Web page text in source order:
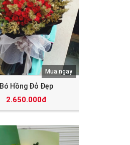
Bó Hồng Đỏ Đẹp
2.650.000đ
Mua ngay